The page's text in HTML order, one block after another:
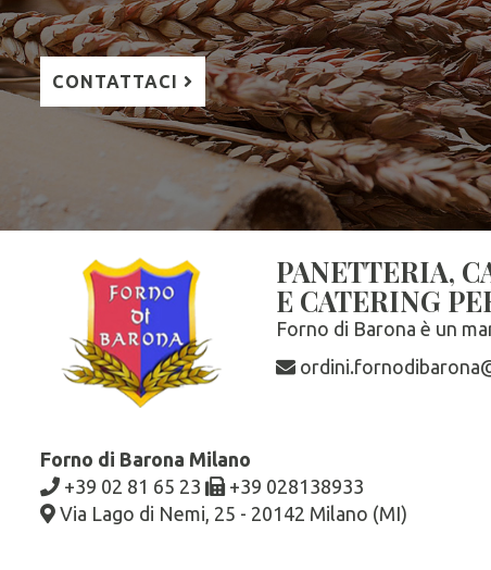
CONTATTACI
PANETTERIA,
E CATERING
Forno di Barona è un
Forno di Barona Milano
+39 02 81 65 23
+39 028138933
Via Lago di Nemi, 25 - 20142 Milano (MI)